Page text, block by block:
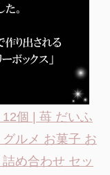
12個 | 苺 だいふ
ルメ お菓子 お
め合わせ セッ